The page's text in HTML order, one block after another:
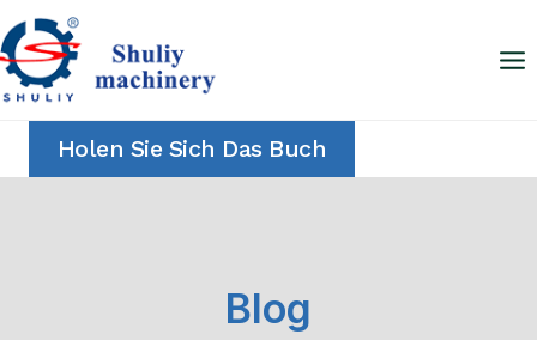
Zum
Inhalt
springen
Holen Sie Sich Das Buch
Blog